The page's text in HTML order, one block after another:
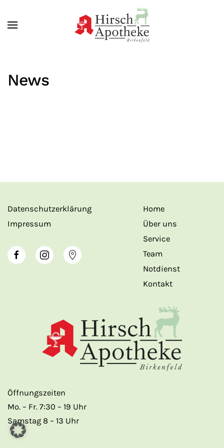
Zum Hauptinhalt springen
News
Öffnungszeiten
Mo. – Fr. 7:30 – 19 Uhr
Samstag 8 – 13 Uhr
Datenschutzerklärung
Impressum
Home
Über uns
Service
Team
Notdienst
Kontakt